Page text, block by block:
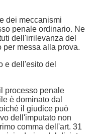
dei meccanismi
penale ordinario. Ne
dell'irrilevanza del
per messa alla prova.
e dell'esito del
processo penale
è dominato dal
il giudice può
dell'imputato non
comma dell'art. 31